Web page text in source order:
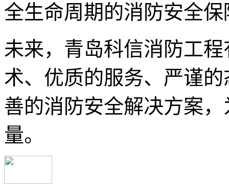
全生命周期的消防安全保
未来，青岛科信消防工
术、优质的服务、严谨
善的消防安全解决方案
量。